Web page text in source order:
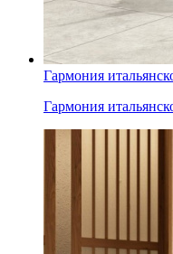
Гармония
Гармония